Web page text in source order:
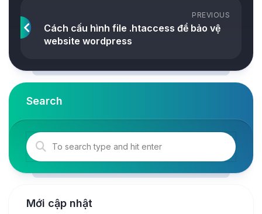
PREVIOUS
Cách cấu hình file .htaccess để bảo vệ
website wordpress
Search
Mới cập nhật